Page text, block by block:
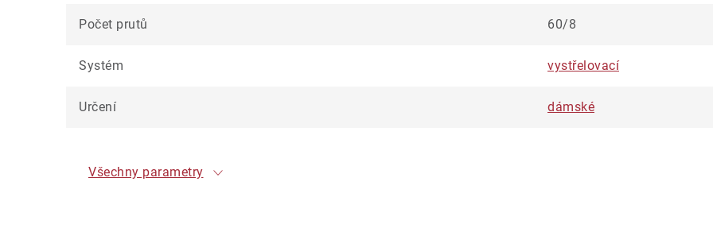
Počet prutů 60/8
Systém vystřelovací
Určení dámské
Všechny parametry